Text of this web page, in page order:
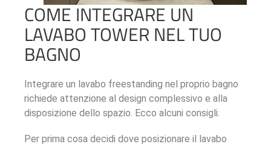
COME INTEGRARE UN
LAVABO TOWER NEL TUO
BAGNO
Integrare un lavabo freestanding nel proprio bagno
richiede attenzione al design complessivo e alla
disposizione dello spazio. Ecco alcuni consigli.
Per prima cosa decidi dove posizionare il lavabo